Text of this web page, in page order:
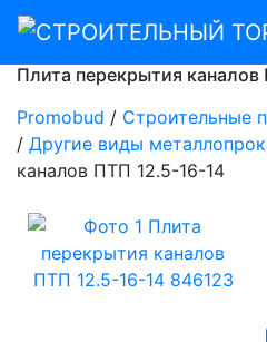
Плита перекрытия
Promobud / Строительные
/ Другие виды
каналов ПТП 12.5-16-14